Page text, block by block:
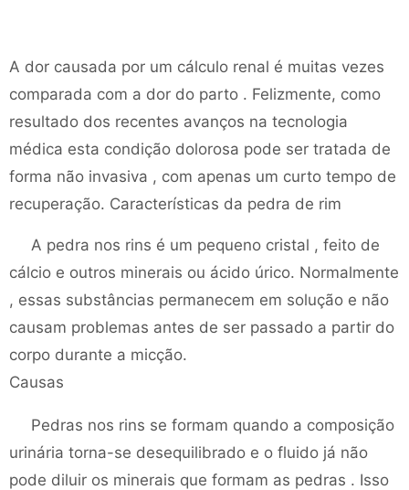
A dor causada por um cálculo renal é muitas vezes
comparada com a dor do parto . Felizmente, como
resultado dos recentes avanços na tecnologia
médica esta condição dolorosa pode ser tratada de
forma não invasiva , com apenas um curto tempo de
recuperação. Características da pedra de rim
A pedra nos rins é um pequeno cristal , feito de
cálcio e outros minerais ou ácido úrico. Normalmente
, essas substâncias permanecem em solução e não
causam problemas antes de ser passado a partir do
corpo durante a micção.
Causas
Pedras nos rins se formam quando a composição
urinária torna-se desequilibrado e o fluido já não
pode diluir os minerais que formam as pedras . Isso